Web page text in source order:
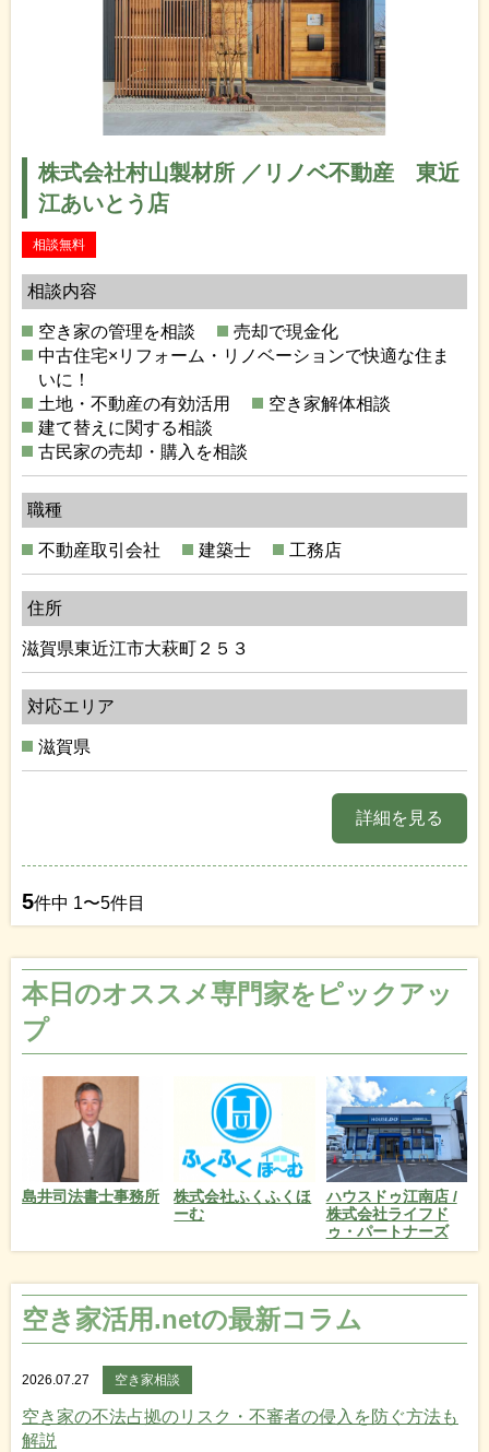
株式会社村山製材所 ／リノベ不動産 東近
江あいとう店
相談無料
相談内容
空き家の管理を相談
売却で現金化
中古住宅×リフォーム・リノベーションで快適な住ま
いに！
土地・不動産の有効活用
空き家解体相談
建て替えに関する相談
古民家の売却・購入を相談
職種
不動産取引会社 建築士 工務店
住所
滋賀県東近江市大萩町２５３
対応エリア
滋賀県
詳細を見る
5件中 1〜5件目
本日のオススメ専門家をピックアッ
プ
島井司法書士事務所
株式会社ふくふくほ
ーむ
ハウスドゥ江南店 /
株式会社ライフド
ゥ・パートナーズ
空き家活用.netの最新コラム
2026.07.27 空き家相談
空き家の不法占拠のリスク・不審者の侵入を防ぐ方法も
解説